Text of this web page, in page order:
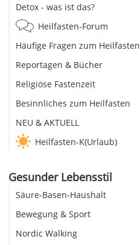
Detox - was ist das?
Heilfasten-Forum
Häufige Fragen zum Heilfasten
Reportagen & Bücher
Religiöse Fastenzeit
Besinnliches zum Heilfasten
NEU & AKTUELL
Heilfasten-K(Urlaub)
Gesunder Lebensstil
Säure-Basen-Haushalt
Bewegung & Sport
Nordic Walking